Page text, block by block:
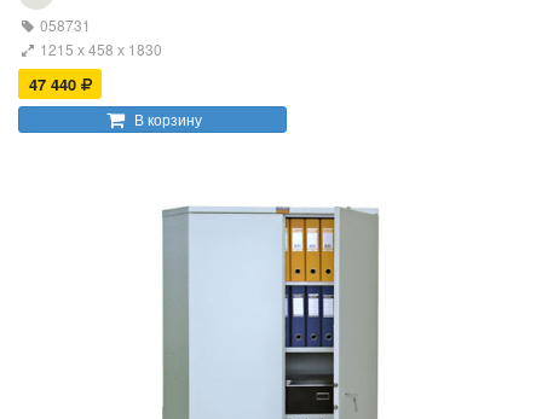
058731
1215 х 458 х 1830
47 440
В корзину